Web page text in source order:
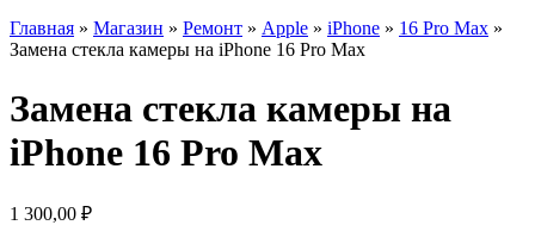
Главная » Магазин » Ремонт » Apple » iPhone » 16 Pro Max »
Замена стекла камеры на iPhone 16 Pro Max
Замена стекла камеры на
iPhone 16 Pro Max
1 300,00 ₽